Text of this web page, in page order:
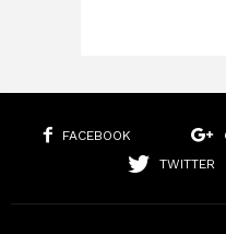
FACEBOOK
TWITTER